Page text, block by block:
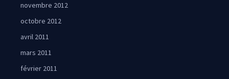
novembre 2012
octobre 2012
avril 2011
mars 2011
février 2011